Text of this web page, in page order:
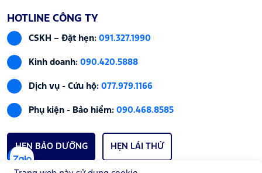
HOTLINE CÔNG TY
CSKH – Đặt hẹn: 091.327.1990
Kinh doanh: 090.420.5888
Dịch vụ - Cứu hộ: 077.979.1166
Phụ kiện - Bảo hiểm: 090.468.8585
HẸN BẢO DƯỠNG HẸN LÁI THỬ